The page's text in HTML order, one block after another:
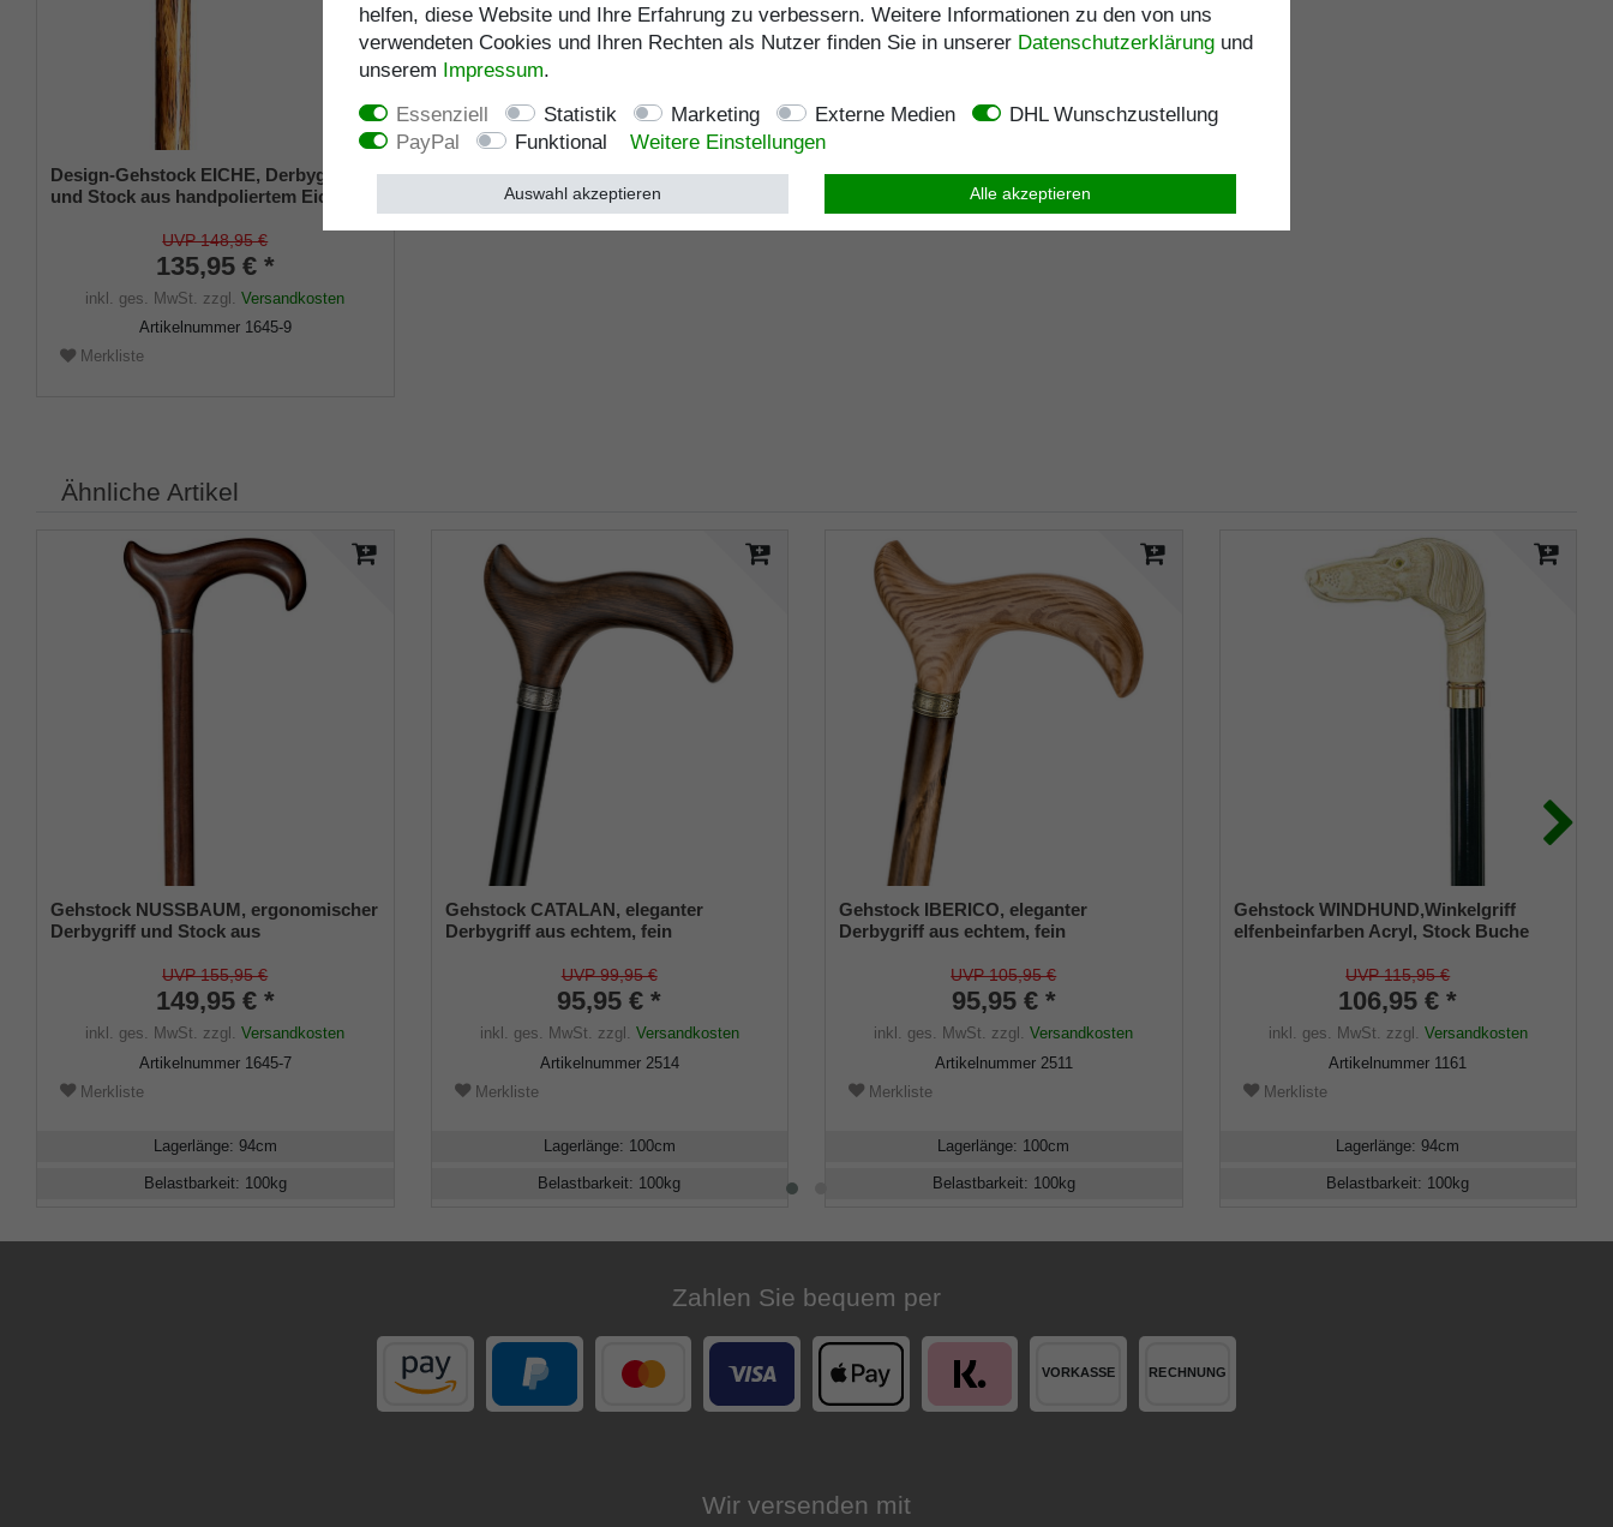
Design-Gehstock EICHE, Derbygriff
und Stock aus handpoliertem Eichen-
UVP 148,95 €
135,95 € *
inkl. ges. MwSt. zzgl.Versandkosten
Artikelnummer 1645-9
Merkliste
Ähnliche Artikel
Gehstock NUSSBAUM, ergonomischer
Derbygriff und Stock aus
Chromring und Gummipuffer
UVP 155,95 €
149,95 € *
inkl. ges. MwSt. zzgl.Versandkosten
Artikelnummer 1645-7
Merkliste
Lagerlänge: 94cm
Belastbarkeit: 100kg
Gehstock CATALAN, eleganter
Derbygriff aus echtem, fein
geflammt, aufgesetzt mit Silber-
Schmuckring auf einen Stock aus
schwarz lackiertem Buchenholz,
inklusiv Elegant-Gummipuffer.
UVP 99,95 €
95,95 € *
inkl. ges. MwSt. zzgl. Versandkosten
Artikelnummer 2514
Merkliste
Lagerlänge: 100cm
Belastbarkeit: 100kg
Gehstock IBERICO, eleganter
Derbygriff aus echtem, fein
mit Messing-Schmuckring auf einen
Stock aus edlem, geschältem
Perlcongo-Kastanienholz, inklusive
Gummipuffer.
UVP 105,95 €
95,95 € *
inkl. ges. MwSt. zzgl.Versandkosten
Artikelnummer 2511
Merkliste
Lagerlänge: 100cm
Belastbarkeit: 100kg
Gehstock WINDHUND,Winkelgriff
elfenbeinfarben Acryl, Stock Buche
UVP 115,95 €
106,95 € *
inkl. ges. MwSt. zzgl. Versandkosten
Artikelnummer 1161
Merkliste
Lagerlänge:94cm
Belastbarkeit: 100kg
Zahlen Sie bequem per
Wir versenden mit
helfen, diese Website und Ihre Erfahrung zu verbessern. Weitere Informationen zu den von uns
verwendeten Cookies und Ihren Rechten als Nutzer finden Sie in unserer Daten­schutz­erklärungund
unserem Impressum.
Essenziell
Statistik Marketing Externe Medien
DHL Wunschzustellung
PayPal
Funktional Weitere Einstellungen
Alle akzeptieren
Auswahl akzeptieren